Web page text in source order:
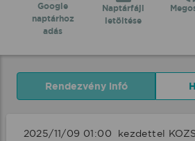
Google
naptárhoz
adás
Naptárfájl
letöltése
Rendezvény infó
2025/11/09 01:00  kezdettel